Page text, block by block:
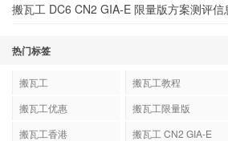
搬瓦工 DC6 CN2 GIA-E 限量版方案测评信
热门标签
搬瓦工 搬瓦工教程
搬瓦工优惠
搬瓦工限量版
搬瓦工香港
搬瓦工 CN2 GIA-E